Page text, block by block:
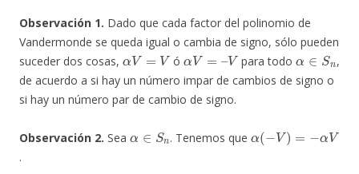
Observación 1. Dado que cada factor del polinomio de
Vandermonde se queda igual o cambia de signo, sólo pueden
suceder dos cosas,
αV=V
ó
αV=–V
para todo
α∈Sn
,
de acuerdo a si hay un número impar de cambios de signo o
si hay un número par de cambio de signo.
Observación 2. Sea
n
. Tenemos que
(− V)=
.